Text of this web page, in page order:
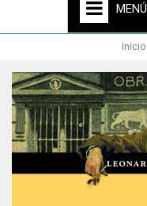
MENÚ
Inicio